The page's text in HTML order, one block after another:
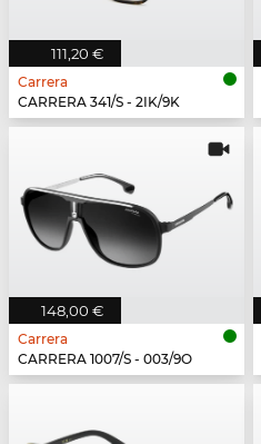
111,20 €
Carrera
CARRERA 341/S - 2IK/9K
148,00 €
Carrera
CARRERA 1007/S - 003/9O